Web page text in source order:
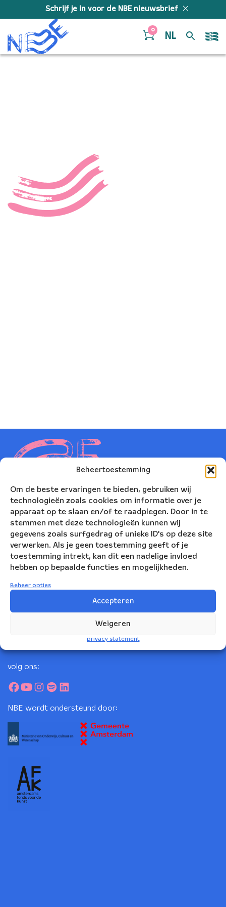
Beheertoestemming
Om de beste ervaringen te bieden, gebruiken wij
technologieën zoals cookies om informatie over je
apparaat op te slaan en/of te raadplegen. Door in te
stemmen met deze technologieën kunnen wij
gegevens zoals surfgedrag of unieke ID's op deze site
verwerken. Als je geen toestemming geeft of je
toestemming intrekt, kan dit een nadelige invloed
hebben op bepaalde functies en mogelijkheden.
Beheer opties
Accepteren
Weigeren
privacy statement
Schrijf je in voor de NBE nieuwsbrief
0
NL
Nederlands Blazers Ensemble
Korte Leidsedwarsstraat 12
volg ons:
NBE wordt ondersteund door: